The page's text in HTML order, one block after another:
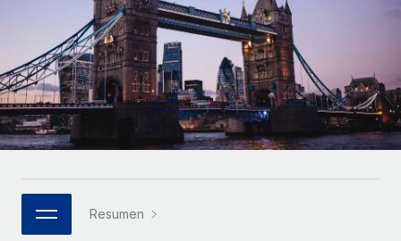
INFRAESTRUCTURA
Conexión Remote
Integra los RR. HH. en tus flujos de trabajo sin
complicaciones.
Plataforma
Funciones esenciales de RR. HH. integradas para tu
Conectar
Conecta cualquier herramienta de IA con Remote
Mediana empresa
Amplía tu equipo con soluciones de RR. HH.
personalizadas.
Empresa
RR. HH. globales para grandes empresas.
ASOCIARSE
Socios tecnológicos estratégicos
Integra la gestión de los RR. HH. globales en tu
Guías y recursos
Casos prácticos
Glosario de RR. HH.
Listas de verificación y plantillas
Biblioteca de descripciones de puestos
Webinarios
Italiano
Português (Portugal)
日本語
한국어
中文（简体）Resumen